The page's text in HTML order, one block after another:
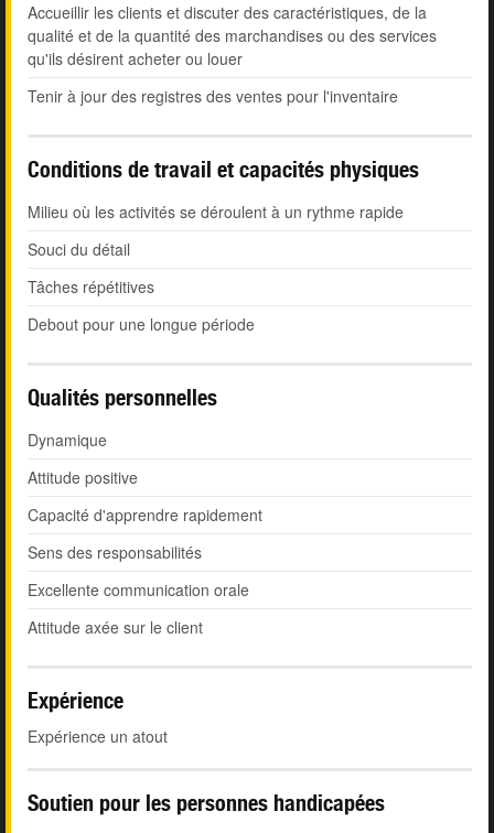
Accueillir les clients et discuter des caractéristiques, de la
qualité et de la quantité des marchandises ou des services
qu'ils désirent acheter ou louer
Tenir à jour des registres des ventes pour l'inventaire
Conditions de travail et capacités physiques
Milieu où les activités se déroulent à un rythme rapide
Souci du détail
Tâches répétitives
Debout pour une longue période
Qualités personnelles
Dynamique
Attitude positive
Capacité d'apprendre rapidement
Sens des responsabilités
Excellente communication orale
Attitude axée sur le client
Expérience
Expérience un atout
Soutien pour les personnes handicapées